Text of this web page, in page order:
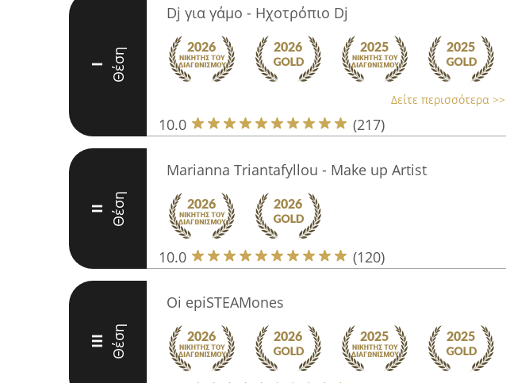
I Θέση
Dj για γάμο - Ηχοτρόπιο Dj
Δείτε περισσότερα >>
10.0 (217)
II Θέση
Marianna Triantafyllou - Make up Artist
10.0 (120)
III Θέση
Oi epiSTEAMones